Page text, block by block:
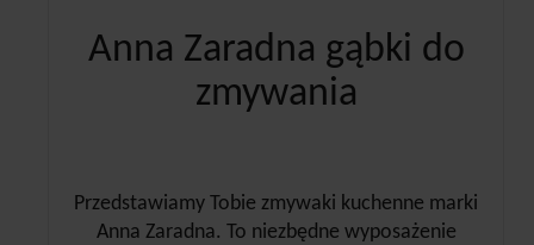
Anna Zaradna gąbki do
zmywania
Przedstawiamy Tobie zmywaki kuchenne marki
Anna Zaradna. To niezbędne wyposażenie